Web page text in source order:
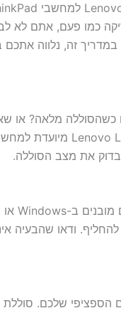
כמו פעם, אתם לא
זה, נלווה
מלאה? או
שהגיע הזמן להחליף.